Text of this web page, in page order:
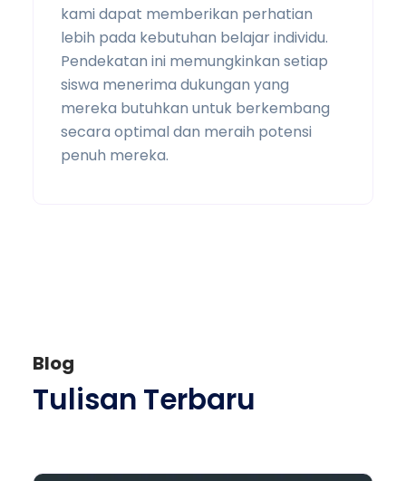
kami dapat memberikan perhatian
lebih pada kebutuhan belajar individu.
Pendekatan ini memungkinkan setiap
siswa menerima dukungan yang
mereka butuhkan untuk berkembang
secara optimal dan meraih potensi
penuh mereka.
Blog
Tulisan Terbaru